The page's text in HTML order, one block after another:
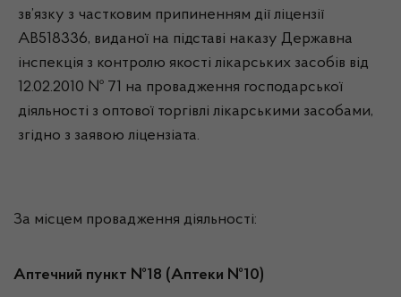
зв’язку з частковим припиненням дії ліцензії
АВ518336, виданої на підставі наказу Державна
інспекція з контролю якості лікарських засобів від
12.02.2010 № 71 на провадження господарської
діяльності з оптової торгівлі лікарськими засобами,
згідно з заявою ліцензіата.
За місцем провадження діяльності:
Аптечний пункт №18 (Аптеки №10)